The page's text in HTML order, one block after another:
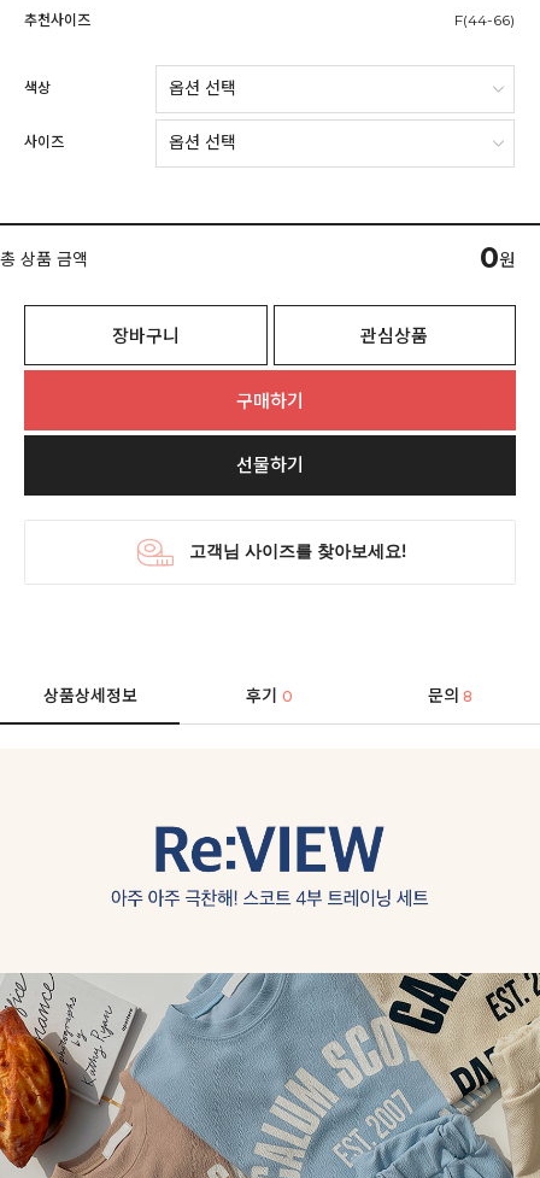
추천사이즈 F(44-66)
색상
사이즈
총 상품 금액 0원
장바구니 관심상품
구매하기
선물하기
상품상세정보 후기0 문의 8